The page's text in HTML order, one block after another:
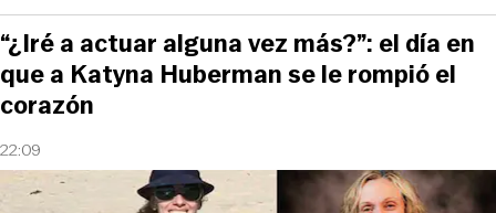
22:09
“¿Iré a actuar alguna vez más?”: el día en
que a Katyna Huberman se le rompió el
corazón